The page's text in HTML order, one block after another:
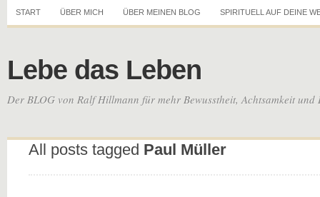
START ÜBER MICH ÜBER MEINEN BLOG SPIRITUELL AUF DEINE
Lebe das Leben
Der BLOG von Ralf Hillmann für mehr Bewusstheit, Achtsamkeit und
All posts tagged Paul Müller